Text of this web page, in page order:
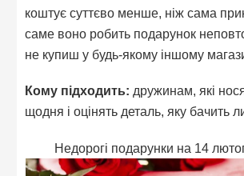
коштує суттєво менше, ніж сама
саме воно робить подарунок
не купиш у будь-якому іншому
Кому підходить: дружинам, які
щодня і оцінять деталь, яку бачить
Недорогі подарунки на 14